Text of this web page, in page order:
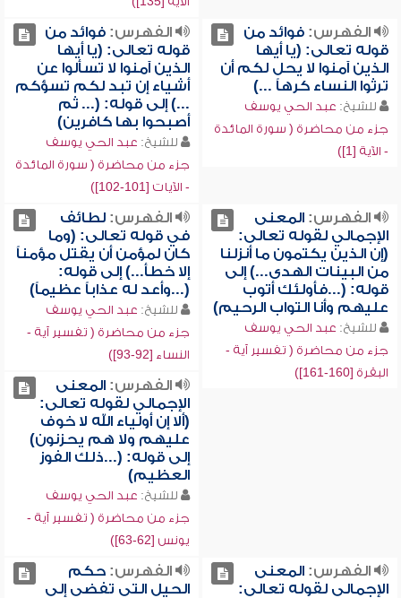
الفهرس:فوائد من
قوله تعالى: (يا أيها
الذين آمنوا لا يحل لكم أن
ترثوا النساء كرهاً ...)
للشيخ: عبد الحي يوسف
جزء من محاضرة ( سورة المائدة
- الآية [1])
الفهرس:فوائد من
قوله تعالى: (يا أيها
الذين آمنوا لا تسألوا عن
أشياء إن تبد لكم تسؤكم
...) إلى قوله: (... ثم
أصبحوا بها كافرين)
للشيخ: عبد الحي يوسف
جزء من محاضرة ( سورة المائدة
- الآيات [101-102])
الفهرس:المعنى
الإجمالي لقوله تعالى:
(إن الذين يكتمون ما أنزلنا
من البينات الهدى...) إلى
قوله: (...فأولئك أتوب
عليهم وأنا التواب الرحيم)
للشيخ: عبد الحي يوسف
جزء من محاضرة ( تفسير آية -
البقرة [160-161])
الفهرس:لطائف
في قوله تعالى: (وما
كان لمؤمن أن يقتل مؤمناً
إلا خطأ...) إلى قوله:
(...وأعد له عذاباً عظيماً)
للشيخ: عبد الحي يوسف
جزء من محاضرة ( تفسير آية -
النساء [92-93])
الفهرس:المعنى
الإجمالي لقوله تعالى:
(ألا إن أولياء الله لا خوف
عليهم ولا هم يحزنون)
إلى قوله: (...ذلك الفوز
العظيم)
للشيخ: عبد الحي يوسف
جزء من محاضرة ( تفسير آية -
يونس [62-63])
الفهرس:المعنى
الإجمالي لقوله تعالى:
الفهرس:حكم
الحيل التي تفضي إلى